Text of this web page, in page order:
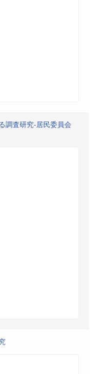
調査研究-居民委員会